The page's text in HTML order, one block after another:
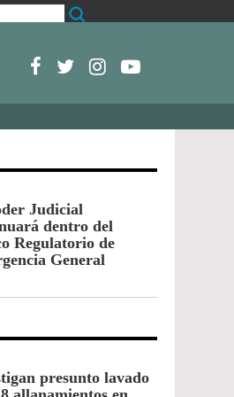
Judicial
dentro del
Regulatorio de
General
presunto lavado